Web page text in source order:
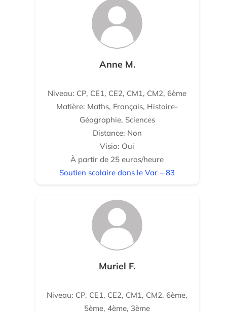
Anne M.
Niveau: CP, CE1, CE2, CM1, CM2, 6ème
Matière: Maths, Français, Histoire-
Géographie, Sciences
Distance: Non
Visio: Oui
À partir de 25 euros/heure
Soutien scolaire dans le Var – 83
Muriel F.
Niveau: CP, CE1, CE2, CM1, CM2, 6ème,
5ème, 4ème, 3ème